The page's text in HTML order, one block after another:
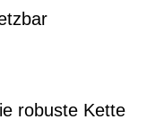
robuste Kette